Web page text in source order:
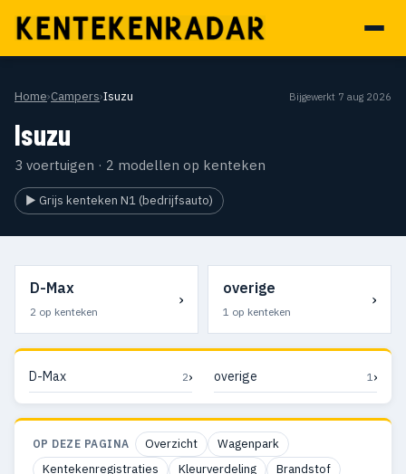
Home›Campers›Isuzu Bijgewerkt 7 aug 2026
Isuzu
3 voertuigen · 2 modellen op kenteken
▶ Grijs kenteken N1 (bedrijfsauto)
D-Max
2 op kenteken
›
overige
1 op kenteken
›
D-Max 2› overige 1 ›
OP DEZE PAGINA Overzicht
Wagenpark
Kentekenregistraties
Kleurverdeling
Brandstof